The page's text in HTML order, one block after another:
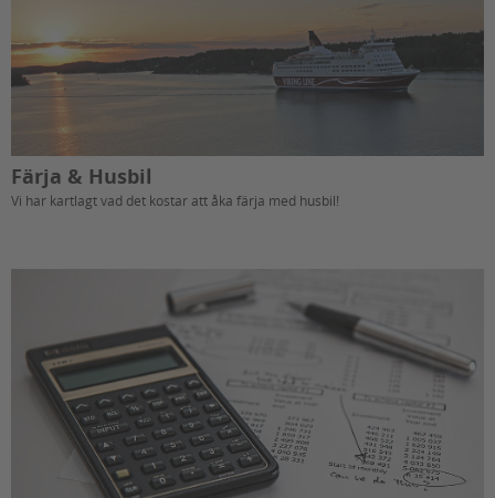
Färja & Husbil
Vi har kartlagt vad det kostar att åka färja med husbil!